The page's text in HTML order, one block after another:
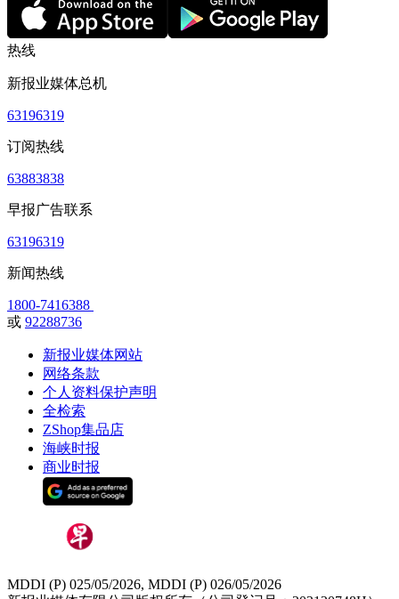
热线
新报业媒体总机
63196319
订阅热线
63883838
早报广告联系
63196319
新闻热线
1800-7416388
或 92288736
新报业媒体网站
网络条款
个人资料保护声明
全检索
ZShop集品店
海峡时报
商业时报
MDDI (P) 025/05/2026, MDDI (P) 026/05/2026